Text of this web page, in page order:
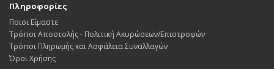
Πληροφορίες
Ποιοι Είμαστε
Τρόποι Αποστολής - Πολιτική Ακυρώσεων/Επιστροφών
Τρόποι Πληρωμής και Ασφάλεια Συναλλαγών
Όροι Χρήσης